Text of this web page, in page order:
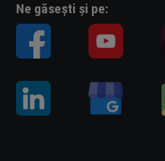
Ne găsești și pe: